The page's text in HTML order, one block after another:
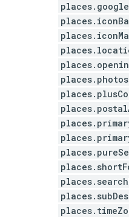
places.photos